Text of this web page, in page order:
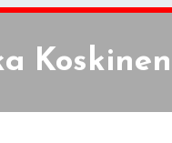
Koskinen